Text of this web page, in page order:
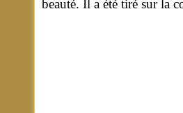
beauté. Il a été tiré sur la